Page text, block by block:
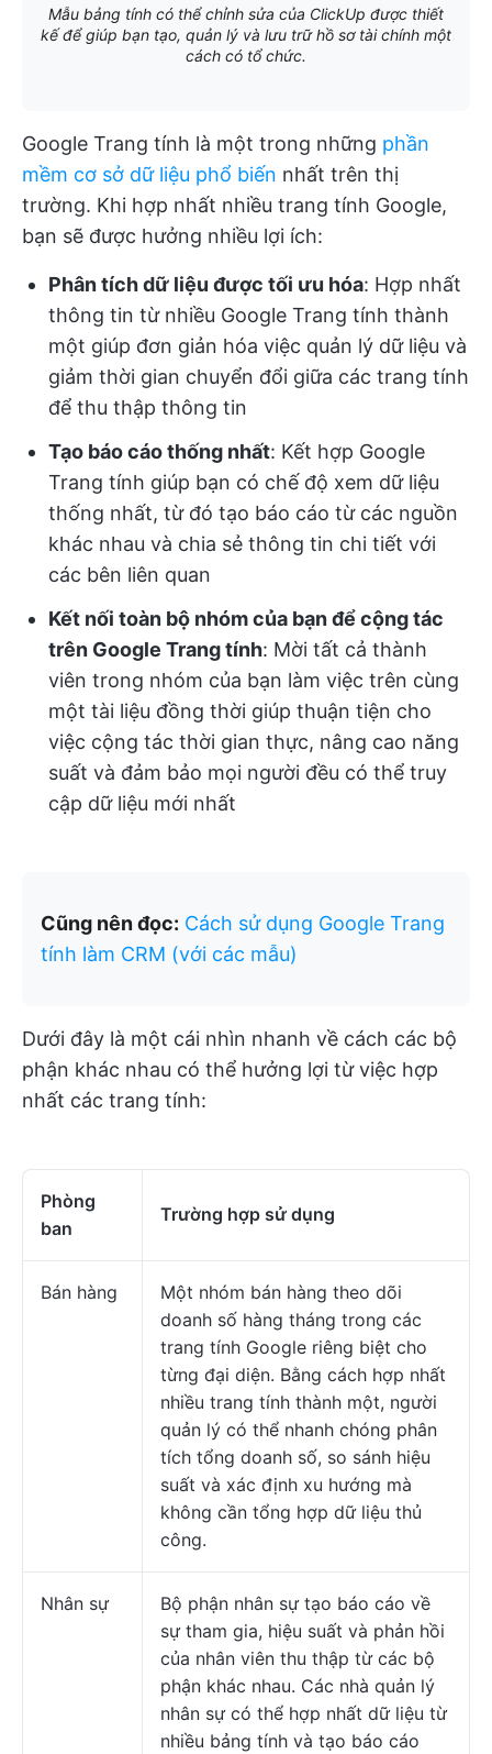
Mẫu bảng tính có thể chỉnh sửa của ClickUp được thiết
kế để giúp bạn tạo, quản lý và lưu trữ hồ sơ tài chính một
cách có tổ chức.
Google Trang tính là một trong những phần
mềm cơ sở dữ liệu phổ biến nhất trên thị
trường. Khi hợp nhất nhiều trang tính Google,
bạn sẽ được hưởng nhiều lợi ích:
Phân tích dữ liệu được tối ưu hóa: Hợp nhất
thông tin từ nhiều Google Trang tính thành
một giúp đơn giản hóa việc quản lý dữ liệu và
giảm thời gian chuyển đổi giữa các trang tính
để thu thập thông tin
Tạo báo cáo thống nhất: Kết hợp Google
Trang tính giúp bạn có chế độ xem dữ liệu
thống nhất, từ đó tạo báo cáo từ các nguồn
khác nhau và chia sẻ thông tin chi tiết với
các bên liên quan
Kết nối toàn bộ nhóm của bạn để cộng tác
trên Google Trang tính: Mời tất cả thành
viên trong nhóm của bạn làm việc trên cùng
một tài liệu đồng thời giúp thuận tiện cho
việc cộng tác thời gian thực, nâng cao năng
suất và đảm bảo mọi người đều có thể truy
cập dữ liệu mới nhất
Cũng nên đọc: Cách sử dụng Google Trang
tính làm CRM (với các mẫu)
Dưới đây là một cái nhìn nhanh về cách các bộ
phận khác nhau có thể hưởng lợi từ việc hợp
nhất các trang tính:
Phòng
ban
Trường hợp sử dụng
Bán hàng
Một nhóm bán hàng theo dõi
doanh số hàng tháng trong các
trang tính Google riêng biệt cho
từng đại diện. Bằng cách hợp nhất
nhiều trang tính thành một, người
quản lý có thể nhanh chóng phân
tích tổng doanh số, so sánh hiệu
suất và xác định xu hướng mà
không cần tổng hợp dữ liệu thủ
công.
Nhân sự
Bộ phận nhân sự tạo báo cáo về
sự tham gia, hiệu suất và phản hồi
của nhân viên thu thập từ các bộ
phận khác nhau. Các nhà quản lý
nhân sự có thể hợp nhất dữ liệu từ
nhiều bảng tính và tạo báo cáo